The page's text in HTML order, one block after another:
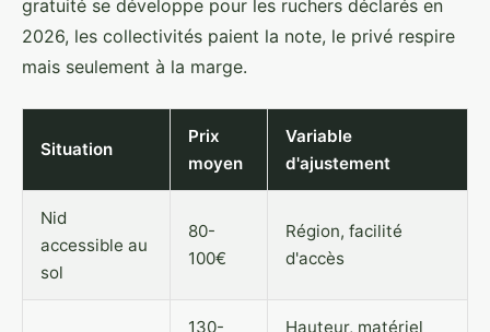
gratuité se développe pour les ruchers déclarés en
2026, les collectivités paient la note, le privé respire
mais seulement à la marge.
Situation
Prix
moyen
Variable
d'ajustement
Nid
accessible au
sol
80-
100€
Région, facilité
d'accès
130-
Hauteur, matériel